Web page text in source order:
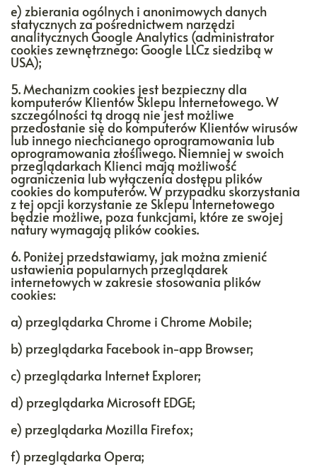
e) zbierania ogólnych i anonimowych danych
statycznych za pośrednictwem narzędzi
analitycznych Google Analytics (administrator
cookies zewnętrznego: Google LLCz siedzibą w
USA);
5. Mechanizm cookies jest bezpieczny dla
komputerów Klientów Sklepu Internetowego. W
szczególności tą drogą nie jest możliwe
przedostanie się do komputerów Klientów wirusów
lub innego niechcianego oprogramowania lub
oprogramowania złośliwego. Niemniej w swoich
przeglądarkach Klienci mają możliwość
ograniczenia lub wyłączenia dostępu plików
cookies do komputerów. W przypadku skorzystania
z tej opcji korzystanie ze Sklepu Internetowego
będzie możliwe, poza funkcjami, które ze swojej
natury wymagają plików cookies.
6. Poniżej przedstawiamy, jak można zmienić
ustawienia popularnych przeglądarek
internetowych w zakresie stosowania plików
cookies:
a) przeglądarka Chrome i Chrome Mobile;
b) przeglądarka Facebook in-app Browser;
c) przeglądarka Internet Explorer;
d) przeglądarka Microsoft EDGE;
e) przeglądarka Mozilla Firefox;
f) przeglądarka Opera;